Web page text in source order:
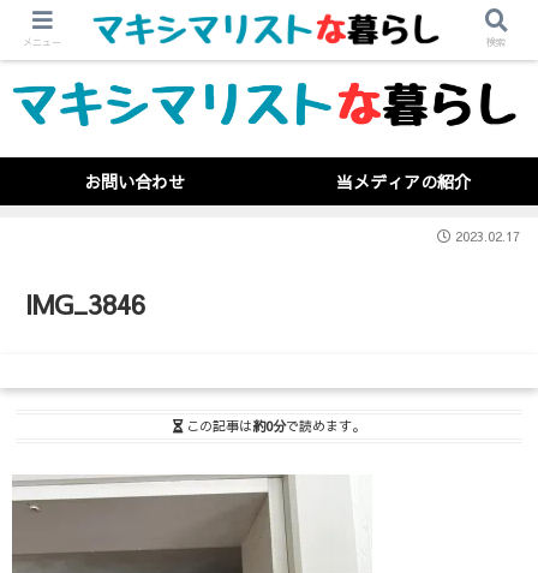
お問い合わせ 当メディアの紹介
IMG_3846
2023.02.17
この記事は約0分で読めます。
メニュー 検索